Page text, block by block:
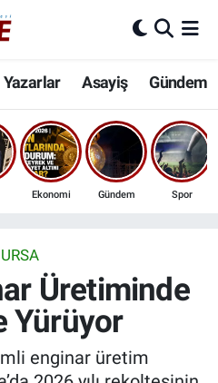
Yazarlar Asayiş Gündem
Ekonomi Gündem Spor
Üretiminde
Yürüyor
enginar üretim